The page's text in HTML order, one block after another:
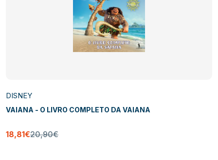
DISNEY
VAIANA - O LIVRO COMPLETO DA VAIANA
18,81€20,90€